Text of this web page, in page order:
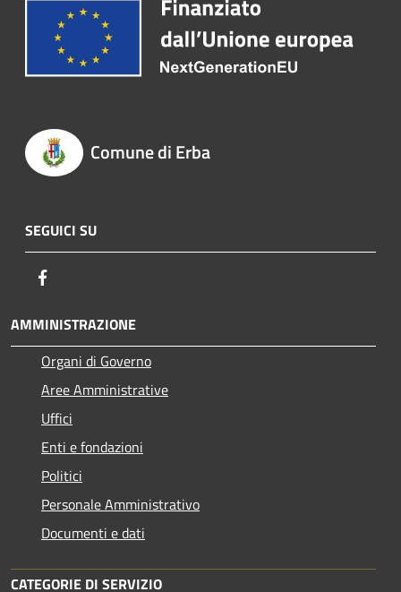
Comune di Erba
SEGUICI SU
AMMINISTRAZIONE
Organi di Governo
Aree Amministrative
Uffici
Enti e fondazioni
Politici
Personale Amministrativo
Documenti e dati
CATEGORIE DI SERVIZIO